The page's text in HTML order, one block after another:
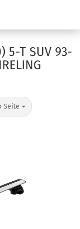
5-T SUV 93-
Seite